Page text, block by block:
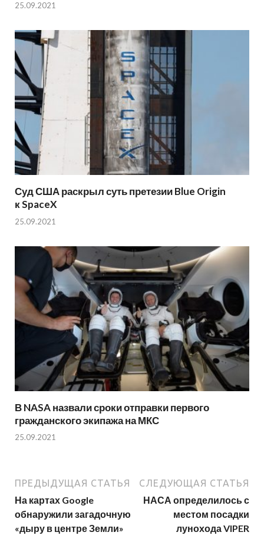
25.09.2021
Суд США раскрыл суть претезии Blue Origin
к SpaceX
25.09.2021
В NASA назвали сроки отправки первого
гражданского экипажа на МКС
25.09.2021
ПРЕДЫДУЩАЯ СТАТЬЯ
На картах Google
обнаружили загадочную
«дыру в центре Земли»
СЛЕДУЮЩАЯ СТАТЬЯ
НАСА определилось с
местом посадки
лунохода VIPER